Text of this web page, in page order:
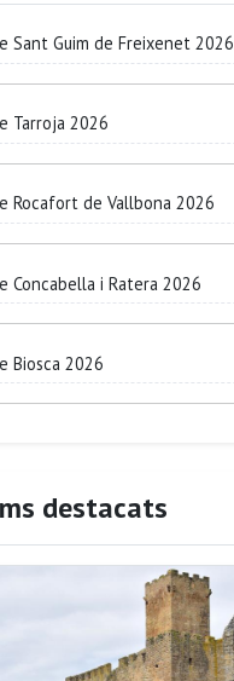
Sant Guim de Freixenet 2026
Tarroja 2026
Rocafort de Vallbona 2026
Concabella i Ratera 2026
Biosca 2026
destacats